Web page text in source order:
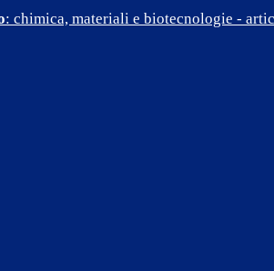
: chimica, materiali e biotecnologie -